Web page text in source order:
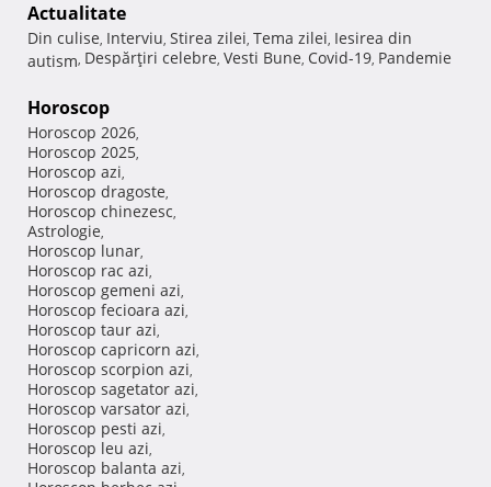
Actualitate
Din culise, Interviu, Stirea zilei, Tema zilei, Iesirea din
autism, Despărţiri celebre, Vesti Bune, Covid-19, Pandemie
Horoscop
Horoscop 2026,
Horoscop 2025,
Horoscop azi,
Horoscop dragoste,
Horoscop chinezesc,
Astrologie,
Horoscop lunar,
Horoscop rac azi,
Horoscop gemeni azi,
Horoscop fecioara azi,
Horoscop taur azi,
Horoscop capricorn azi,
Horoscop scorpion azi,
Horoscop sagetator azi,
Horoscop varsator azi,
Horoscop pesti azi,
Horoscop leu azi,
Horoscop balanta azi,